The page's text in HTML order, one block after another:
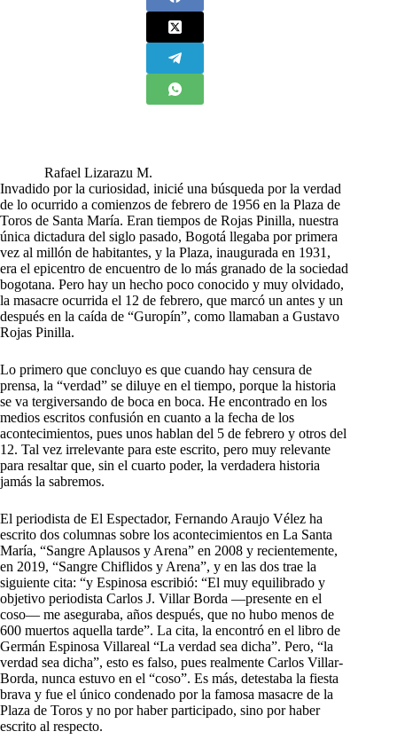
Rafael Lizarazu M.
Invadido por la curiosidad, inicié una búsqueda por la verdad
de lo ocurrido a comienzos de febrero de 1956 en la Plaza de
Toros de Santa María. Eran tiempos de Rojas Pinilla, nuestra
única dictadura del siglo pasado, Bogotá llegaba por primera
vez al millón de habitantes, y la Plaza, inaugurada en 1931,
era el epicentro de encuentro de lo más granado de la sociedad
bogotana. Pero hay un hecho poco conocido y muy olvidado,
la masacre ocurrida el 12 de febrero, que marcó un antes y un
después en la caída de “Guropín”, como llamaban a Gustavo
Rojas Pinilla.
Lo primero que concluyo es que cuando hay censura de
prensa, la “verdad” se diluye en el tiempo, porque la historia
se va tergiversando de boca en boca. He encontrado en los
medios escritos confusión en cuanto a la fecha de los
acontecimientos, pues unos hablan del 5 de febrero y otros del
12. Tal vez irrelevante para este escrito, pero muy relevante
para resaltar que, sin el cuarto poder, la verdadera historia
jamás la sabremos.
El periodista de El Espectador, Fernando Araujo Vélez ha
escrito dos columnas sobre los acontecimientos en La Santa
María, “Sangre Aplausos y Arena” en 2008 y recientemente,
en 2019, “Sangre Chiflidos y Arena”, y en las dos trae la
siguiente cita: “y Espinosa escribió: “El muy equilibrado y
objetivo periodista Carlos J. Villar Borda —presente en el
coso— me aseguraba, años después, que no hubo menos de
600 muertos aquella tarde”. La cita, la encontró en el libro de
Germán Espinosa Villareal “La verdad sea dicha”. Pero, “la
verdad sea dicha”, esto es falso, pues realmente Carlos Villar-
Borda, nunca estuvo en el “coso”. Es más, detestaba la fiesta
brava y fue el único condenado por la famosa masacre de la
Plaza de Toros y no por haber participado, sino por haber
escrito al respecto.